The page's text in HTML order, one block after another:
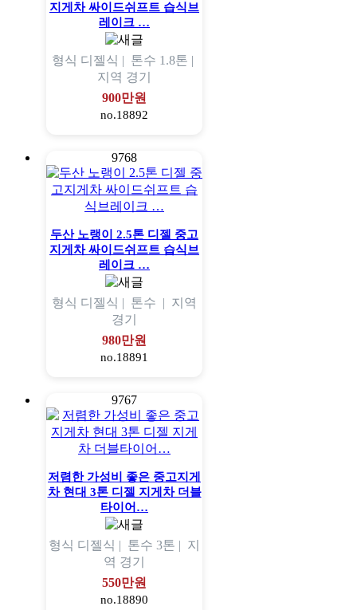
지게차 싸이드쉬프트 습식브
레이크 …
형식 디젤식 | 톤수 1.8톤 |
지역 경기
900만원
no.18892
9768
두산 노랭이 2.5톤 디젤 중고
지게차 싸이드쉬프트 습식브
레이크 …
형식 디젤식 | 톤수 | 지역
경기
980만원
no.18891
9767
저렴한 가성비 좋은 중고지게
차 현대 3톤 디젤 지게차 더블
타이어…
형식 디젤식 | 톤수 3톤 | 지
역 경기
550만원
no.18890